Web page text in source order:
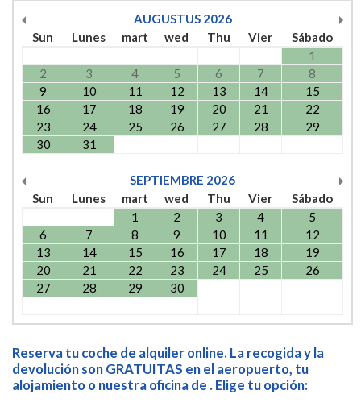
AUGUSTUS 2026
Sun
Lunes mart wed Thu Vier
Sábado
1
2
3 4 5 6 7
8
9
10 11 12 13 14
15
16
17 18 19 20 21
22
23
24 25 26 27 28
29
30
31
SEPTIEMBRE 2026
Sun
Lunes mart wed Thu Vier
Sábado
1
2 3 4
5
6
7 8 9 10 11
12
13
14 15 16 17 18
19
20
21 22 23 24 25
26
27
28 29 30
Reserva tu coche de alquiler online. La recogida y la
devolución son GRATUITAS en el aeropuerto, tu
alojamiento o nuestra oficina de . Elige tu opción: